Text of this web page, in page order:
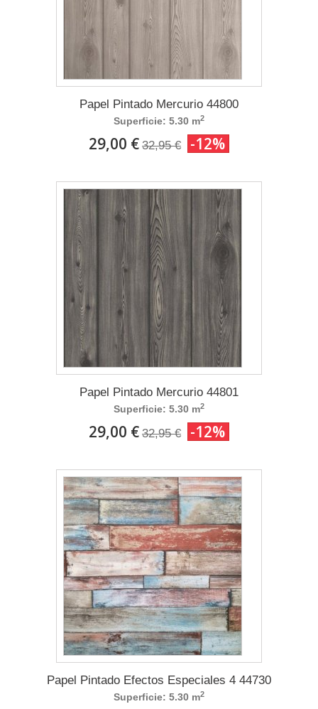
Papel Pintado Mercurio 44800
Superficie: 5.30 m2
29,00 € 32,95 € -12%
Papel Pintado Mercurio 44801
Superficie: 5.30 m2
29,00 € 32,95 € -12%
Papel Pintado Efectos Especiales 4 44730
Superficie: 5.30 m2